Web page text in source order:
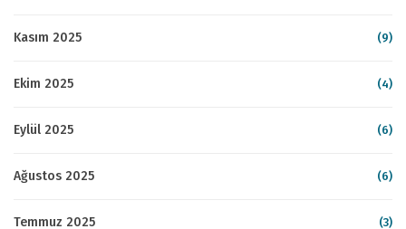
Kasım 2025 (9)
Ekim 2025 (4)
Eylül 2025 (6)
Ağustos 2025 (6)
Temmuz 2025 (3)